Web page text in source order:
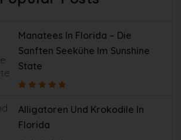
Manatees In Florida – Die
Sanften Seekühe Im Sunshine
State
Alligatoren Und Krokodile In
Florida